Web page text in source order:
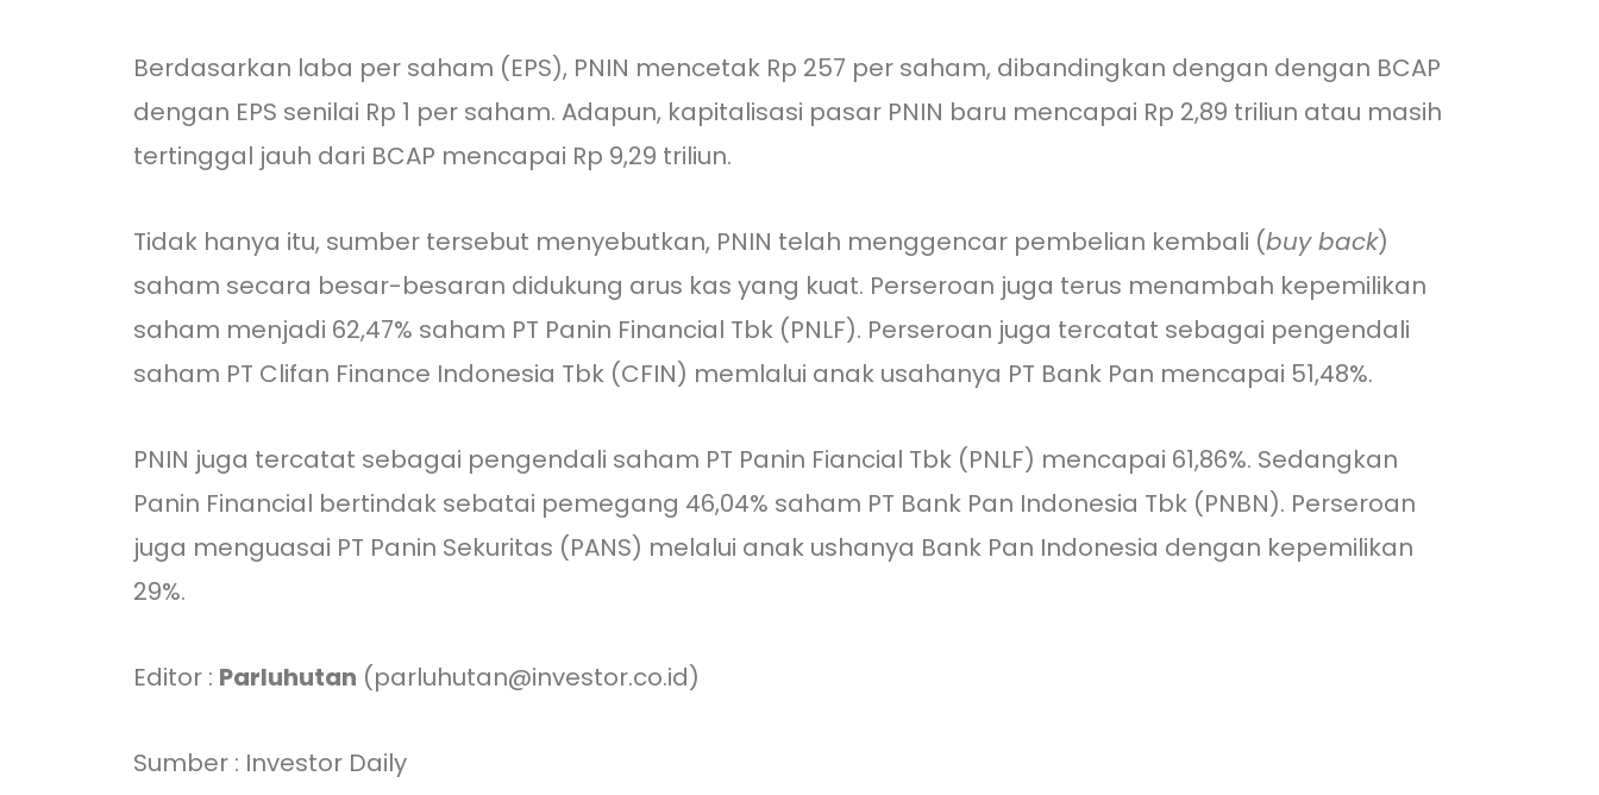
Berdasarkan laba per saham (EPS), PNIN mencetak Rp 257 per saham, dibandingkan dengan dengan BCAP
dengan EPS senilai Rp 1 per saham. Adapun, kapitalisasi pasar PNIN baru mencapai Rp 2,89 triliun atau masih
tertinggal jauh dari BCAP mencapai Rp 9,29 triliun.
Tidak hanya itu, sumber tersebut menyebutkan, PNIN telah menggencar pembelian kembali (buy back)
saham secara besar-besaran didukung arus kas yang kuat. Perseroan juga terus menambah kepemilikan
saham menjadi 62,47% saham PT Panin Financial Tbk (PNLF). Perseroan juga tercatat sebagai pengendali
saham PT Clifan Finance Indonesia Tbk (CFIN) memlalui anak usahanya PT Bank Pan mencapai 51,48%.
PNIN juga tercatat sebagai pengendali saham PT Panin Fiancial Tbk (PNLF) mencapai 61,86%. Sedangkan
Panin Financial bertindak sebatai pemegang 46,04% saham PT Bank Pan Indonesia Tbk (PNBN). Perseroan
juga menguasai PT Panin Sekuritas (PANS) melalui anak ushanya Bank Pan Indonesia dengan kepemilikan
29%.
Editor : Parluhutan (parluhutan@investor.co.id)
Sumber : Investor Daily